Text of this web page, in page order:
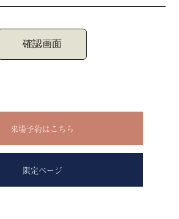
確認画面
来場予約はこちら
限定ページ